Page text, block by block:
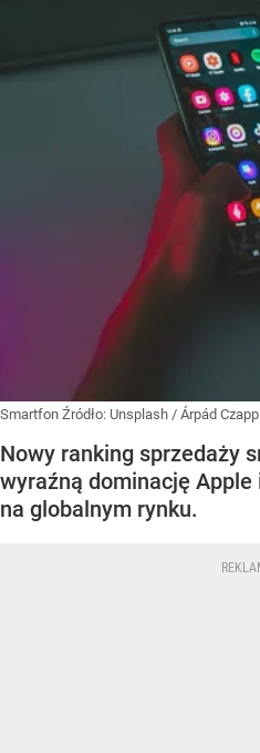
Smartfon Źródło: Unsplash / Árpád Czapp
Nowy ranking sprzedaży
wyraźną dominację Apple
na globalnym rynku.